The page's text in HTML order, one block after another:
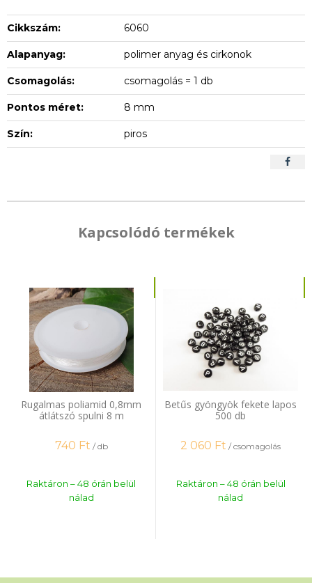
Cikkszám: 6060
Alapanyag: polimer anyag és cirkonok
Csomagolás: csomagolás = 1 db
Pontos méret: 8 mm
Szín: piros
Kapcsolódó termékek
Rugalmas poliamid 0,8mm
átlátszó spulni 8 m
740 Ft / db
Raktáron – 48 órán belül
nálad
Betűs gyöngyök fekete lapos
500 db
2 060 Ft / csomagolás
Raktáron – 48 órán belül
nálad